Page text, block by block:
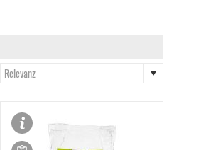
Relevanz